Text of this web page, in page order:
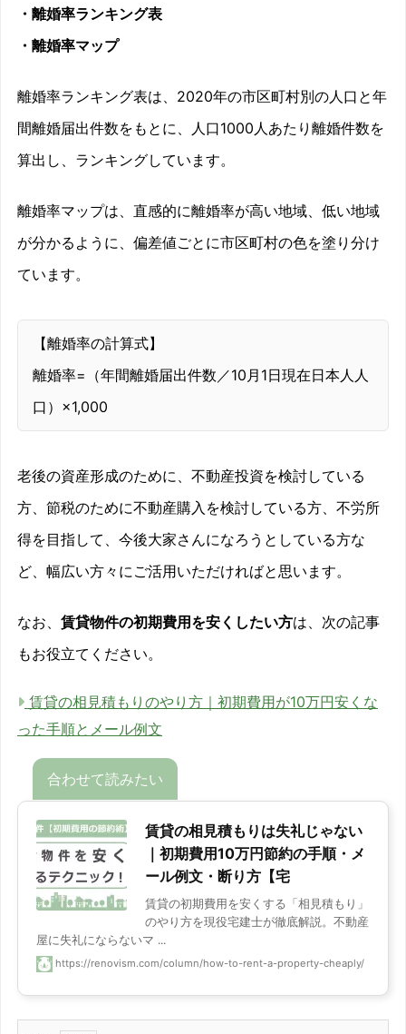
・離婚率ランキング表
・離婚率マップ
離婚率ランキング表は、2020年の市区町村別の人口と年
間離婚届出件数をもとに、人口1000人あたり離婚件数を
算出し、ランキングしています。
離婚率マップは、直感的に離婚率が高い地域、低い地域
が分かるように、偏差値ごとに市区町村の色を塗り分け
ています。
【離婚率の計算式】
離婚率=（年間離婚届出件数／10月1日現在日本人人
口）×1,000
老後の資産形成のために、不動産投資を検討している
方、節税のために不動産購入を検討している方、不労所
得を目指して、今後大家さんになろうとしている方な
ど、幅広い方々にご活用いただければと思います。
なお、 賃貸物件の初期費用を安くしたい方は、次の記事
もお役立てください。
賃貸の相見積もりのやり方｜初期費用が10万円安くな
った手順とメール例文
賃貸の相見積もりは失礼じゃない
｜初期費用10万円節約の手順・メ
ール例文・断り方【宅
賃貸の初期費用を安くする「相見積もり」
のやり方を現役宅建士が徹底解説。不動産
屋に失礼にならないマ ...
https://renovism.com/column/how-to-rent-a-property-cheaply/